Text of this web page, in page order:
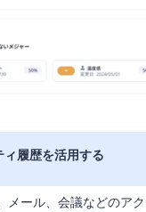
履歴を活用する
ール、会議などのア